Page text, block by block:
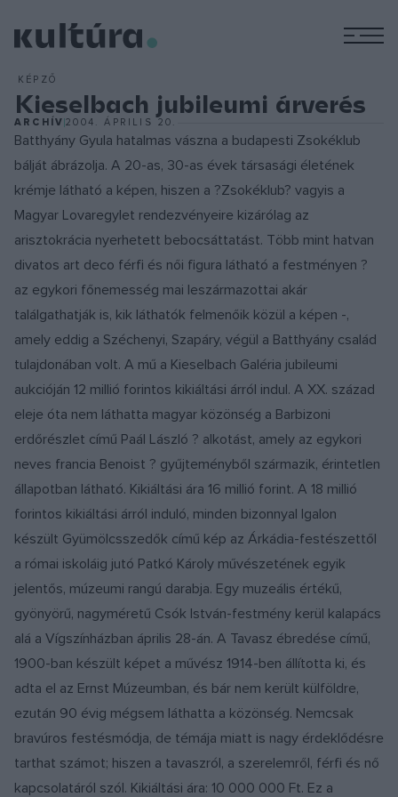
KÉPZŐ
Kieselbach jubileumi árverés
ARCHÍV2004. ÁPRILIS 20.
Batthyány Gyula hatalmas vászna a budapesti Zsokéklub
bálját ábrázolja. A 20-as, 30-as évek társasági életének
krémje látható a képen, hiszen a ?Zsokéklub? vagyis a
Magyar Lovaregylet rendezvényeire kizárólag az
arisztokrácia nyerhetett bebocsáttatást. Több mint hatvan
divatos art deco férfi és női figura látható a festményen ?
az egykori főnemesség mai leszármazottai akár
találgathatják is, kik láthatók felmenőik közül a képen -,
amely eddig a Széchenyi, Szapáry, végül a Batthyány család
tulajdonában volt. A mű a Kieselbach Galéria jubileumi
aukcióján 12 millió forintos kikiáltási árról indul. A XX. század
eleje óta nem láthatta magyar közönség a Barbizoni
erdőrészlet című Paál László ? alkotást, amely az egykori
neves francia Benoist ? gyűjteményből származik, érintetlen
állapotban látható. Kikiáltási ára 16 millió forint. A 18 millió
forintos kikiáltási árról induló, minden bizonnyal Igalon
készült Gyümölcsszedők című kép az Árkádia-festészettől
a római iskoláig jutó Patkó Károly művészetének egyik
jelentős, múzeumi rangú darabja. Egy muzeális értékű,
gyönyörű, nagyméretű Csók István-festmény kerül kalapács
alá a Vígszínházban április 28-án. A Tavasz ébredése című,
1900-ban készült képet a művész 1914-ben állította ki, és
adta el az Ernst Múzeumban, és bár nem került külföldre,
ezután 90 évig mégsem láthatta a közönség. Nemcsak
bravúros festésmódja, de témája miatt is nagy érdeklődésre
tarthat számot; hiszen a tavaszról, a szerelemről, férfi és nő
kapcsolatáról szól. Kikiáltási ára: 10 000 000 Ft. Ez a